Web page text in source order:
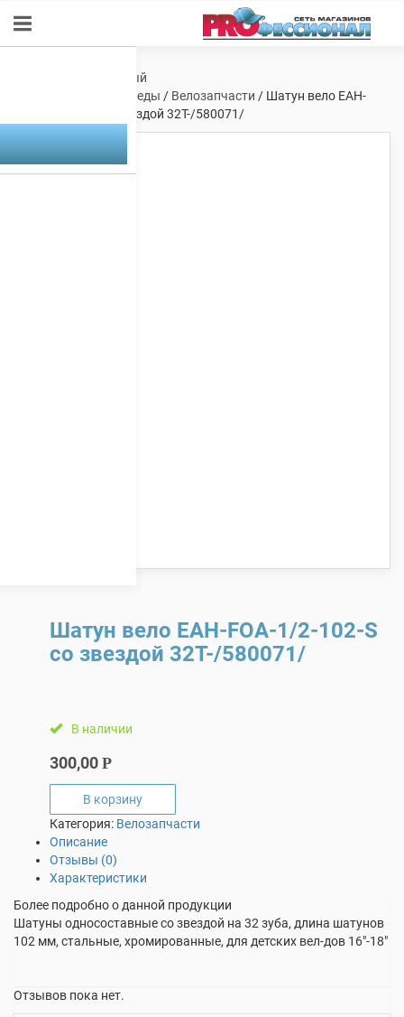
Спортивный
Велосипеды / Велозапчасти / Шатун вело ЕАН-
FOA-1/2-102-S со звездой 32Т-/580071/
Шатун вело ЕАН-FOA-1/2-102-S
со звездой 32Т-/580071/
В наличии
300,00 Р
В корзину
Категория: Велозапчасти
Описание
Отзывы (0)
Характеристики
Более подробно о данной продукции
Шатуны односоставные со звездой на 32 зуба, длина шатунов
102 мм, стальные, хромированные, для детских вел-дов 16″-18″
Отзывов пока нет.